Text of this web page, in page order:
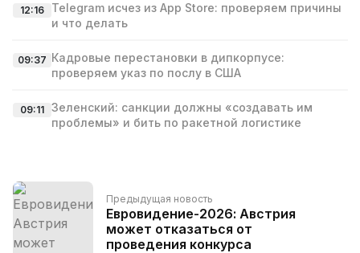
12:16
Telegram исчез из App Store: проверяем причины
и что делать
09:37 Кадровые перестановки в дипкорпусе:
проверяем указ по послу в США
09:11 Зеленский: санкции должны «создавать им
проблемы» и бить по ракетной логистике
Предыдущая новость
Евровидение-2026: Австрия
может отказаться от
проведения конкурса